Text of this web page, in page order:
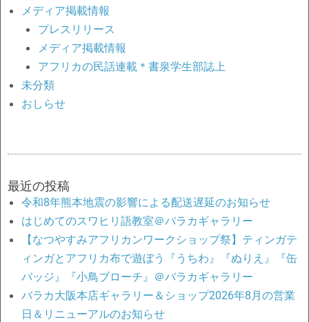
メディア掲載情報
プレスリリース
メディア掲載情報
アフリカの民話連載＊書泉学生部誌上
未分類
おしらせ
最近の投稿
令和8年熊本地震の影響による配送遅延のお知らせ
はじめてのスワヒリ語教室＠バラカギャラリー
【なつやすみアフリカンワークショップ祭】ティンガテ
ィンガとアフリカ布で遊ぼう『うちわ』『ぬりえ』『缶
バッジ』『小鳥ブローチ』＠バラカギャラリー
バラカ大阪本店ギャラリー＆ショップ2026年8月の営業
日＆リニューアルのお知らせ